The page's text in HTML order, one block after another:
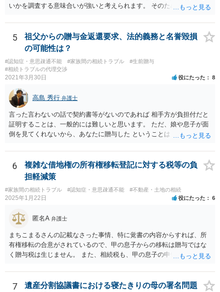
いかを調査する意味合いが強いと考えられます。 そのため、ご相談の
す。 ２） 場合によっては、介護や被後見人の財産の処分等に関して、
後見人から相談があることも考えられます。 また、お祖母さんがお亡
くなりになった場合、相続人となる可能性がありますが、 その場合は
相続放棄されれば問題ありません。 ３） 完全に拒否する方法はないか
もしれませんが、 関わりを持ちたくないとのことでしたら、親族の意
見書にその旨を記載して提出しておけば良いかも知れません。 後見人
は低いと考えられます。 以上、ご参考になさってください。
5
祖父からの贈与金返還要求、法的義務と名誉毀損
の可能性は？
#認知症・意思疎通不能 #家族間の相続トラブル
#生前贈与
#相続トラブルの代理交渉
2021年3月30日 役にたった 8
高島 秀行 弁護士
言った言わないの話で契約書等がないのであれば 相手方が負担付だと
証明することは、一般的には難しいと思います。 ただ、娘や息子が面
倒を見てくれないから、あなたに贈与した ということは あなたは面倒
性はあります。 祖父は、なぜあなたが面倒を見ないと言ったのに贈与
してくれたのか ということが問題となる可能性はあります。 祖父が認
知症という診断を受ければ 贈与時に判断能力がなかったから無効だと
主張してくる可能性はあります。 それが通るかは、医師の診断時期と
診断内容によります。
6
複雑な借地権の所有権移転登記に対する税等の負
担軽減策
#家族間の相続トラブル #認知症・意思疎通不能 #不動産・土地の相続
2025年1月22日 役にたった 6
匿名A 弁護士
まちこまるさんの記載なさった事情、特に覚書の内容からすれば、所
有権移転の合意がされているので、甲の息子からの移転は贈与ではな
く贈与税は生じません。 また、相続税も、甲の息子の申告の内容の問
で、支払う義務はないということになります。 所有権移転登記を求め
て裁判を起こすというのが本筋でしょう。 弁護士に依頼してくださ
7
遺産分割協議書における寝たきりの母の署名問題